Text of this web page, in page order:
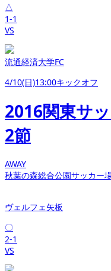
△
1-1
VS
流通経済大学FC
4/10(日)13:00キックオフ
2016関東サ
2節
AWAY
秋葉の森総合公園サッカー
ヴェルフェ矢板
〇
2-1
VS